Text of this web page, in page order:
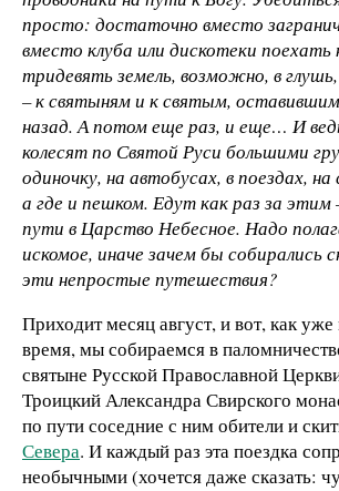
просто: достаточно вместо
вместо клуба или дискотеки поехать
тридевять земель, возможно, в
– к святыням и к святым,
назад. А потом еще раз, и еще… И
колесят по Святой Руси большими
одиночку, на автобусах, в поездах,
а где и пешком. Едут как раз за этим
пути в Царство Небесное. Надо
искомое, иначе зачем бы собирались
эти непростые путешествия?
Приходит месяц август, и вот, как уже
время, мы собираемся в
святыне Русской Православной
Троицкий Александра Свирского
по пути соседние с ним обители и
Севера. И каждый раз эта поездка
необычными (хочется даже сказать: